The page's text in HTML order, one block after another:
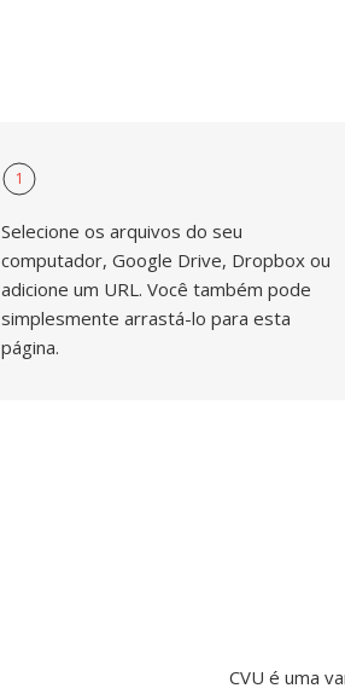
1
Selecione os arquivos do seu
computador, Google Drive, Dropbox ou
adicione um URL. Você também pode
simplesmente arrastá-lo para esta
página.
CVU é uma